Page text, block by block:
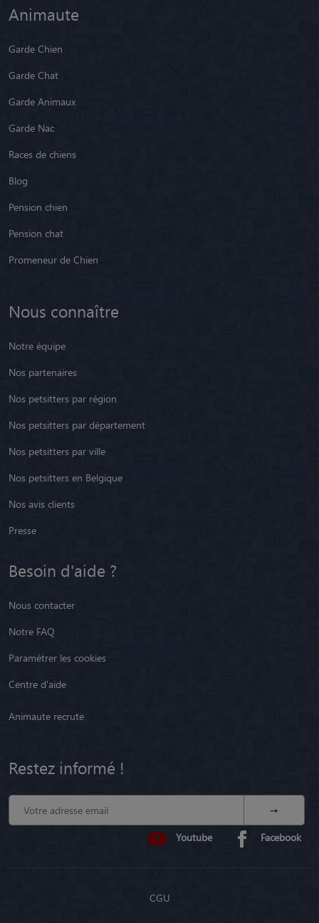
Animaute
Garde Chien
Garde Chat
Garde Animaux
Garde Nac
Races de chiens
Blog
Pension chien
Pension chat
Promeneur de Chien
Nous connaître
Notre équipe
Nos partenaires
Nos petsitters par région
Nos petsitters par département
Nos petsitters par ville
Nos petsitters en Belgique
Nos avis clients
Presse
Besoin d'aide ?
Nous contacter
Notre FAQ
Paramétrer les cookies
Centre d'aide
Animaute recrute
Restez informé !
Youtube Facebook
CGU